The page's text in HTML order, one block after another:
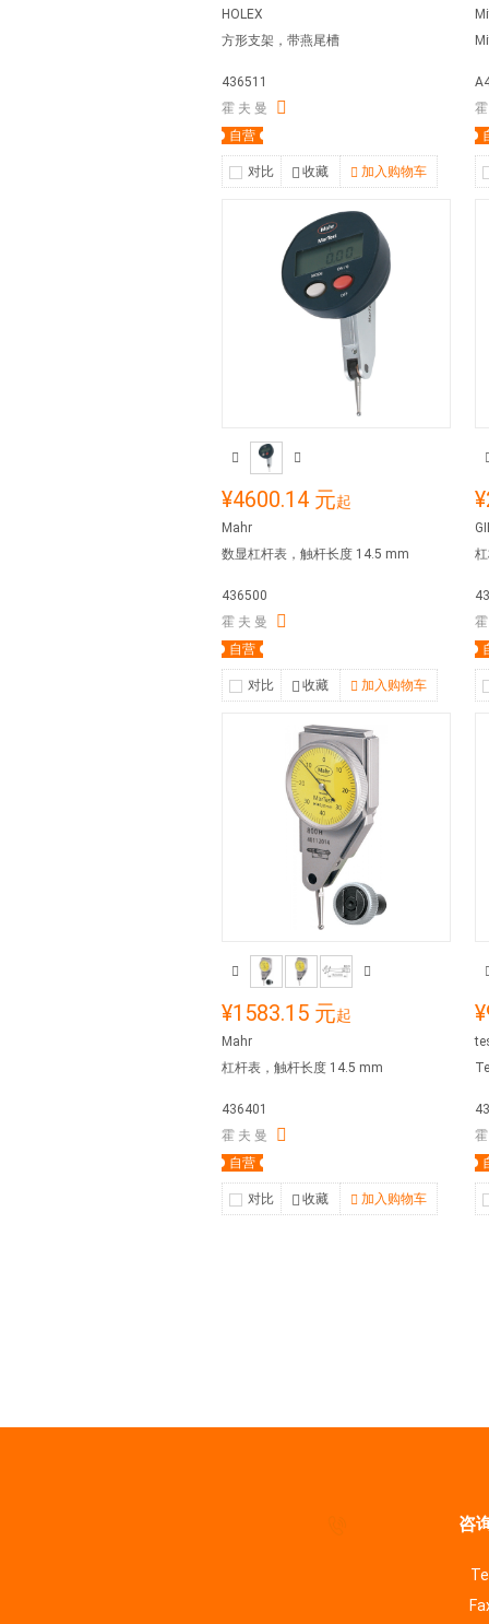
HOLEX
方形支架，带燕尾槽
436511
霍 夫 曼
自营
对比 收藏 加入购物车
¥4600.14 元起
Mahr
数显杠杆表，触杆长度 14.5 mm
436500
霍 夫 曼
自营
对比 收藏 加入购物车
¥1583.15 元起
Mahr
杠杆表，触杆长度 14.5 mm
436401
霍 夫 曼
自营
对比 收藏 加入购物车
咨